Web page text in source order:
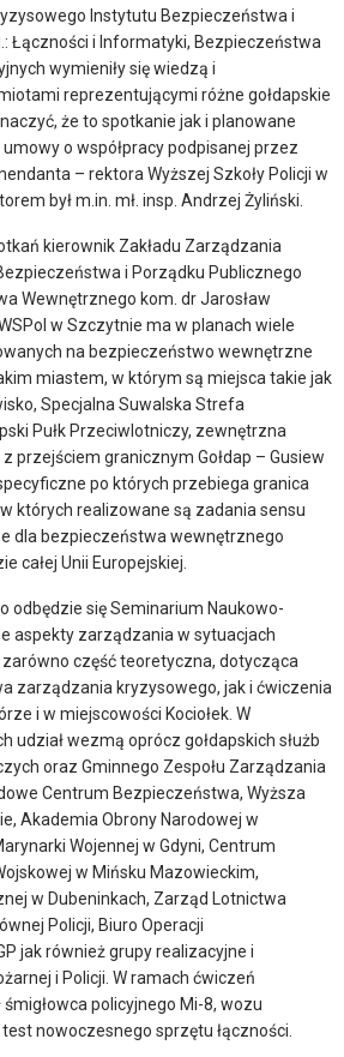
Instytutu Bezpieczeństwa i
Łączności i Informatyki, Bezpieczeństwa
wymieniły się wiedzą i
reprezentującymi różne gołdapskie
że to spotkanie jak i planowane
o współpracy podpisanej przez
– rektora Wyższej Szkoły Policji w
był m.in. mł. insp. Andrzej Żyliński.
kierownik Zakładu Zarządzania
i Porządku Publicznego
Wewnętrznego kom. dr Jarosław
w Szczytnie ma w planach wiele
na bezpieczeństwo wewnętrzne
miastem, w którym są miejsca takie jak
Specjalna Suwalska Strefa
Pułk Przeciwlotniczy, zewnętrzna
przejściem granicznym Gołdap – Gusiew
po których przebiega granica
których realizowane są zadania sensu
dla bezpieczeństwa wewnętrznego
całej Unii Europejskiej.
odbędzie się Seminarium Naukowo-
aspekty zarządzania w sytuacjach
zarówno część teoretyczna, dotycząca
zarządzania kryzysowego, jak i ćwiczenia
i w miejscowości Kociołek. W
udział wezmą oprócz gołdapskich służb
oraz Gminnego Zespołu Zarządzania
Centrum Bezpieczeństwa, Wyższa
Akademia Obrony Narodowej w
Wojennej w Gdyni, Centrum
w Mińsku Mazowieckim,
w Dubeninkach, Zarząd Lotnictwa
Policji, Biuro Operacji
jak również grupy realizacyjne i
i Policji. W ramach ćwiczeń
policyjnego Mi-8, wozu
nowoczesnego sprzętu łączności.